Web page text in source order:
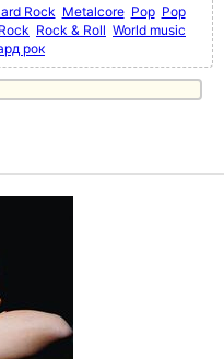
Rock Metalcore Pop Pop
Rock Rock & Roll World music
рок